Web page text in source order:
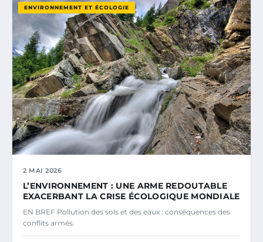
ENVIRONNEMENT ET ÉCOLOGIE
2 MAI 2026
L’ENVIRONNEMENT : UNE ARME REDOUTABLE
EXACERBANT LA CRISE ÉCOLOGIQUE MONDIALE
EN BREF Pollution des sols et des eaux : conséquences des
conflits armés.